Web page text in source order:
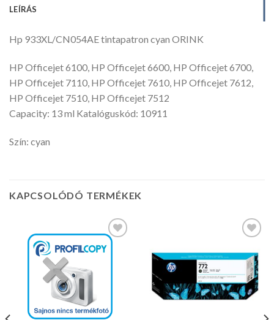
LEÍRÁS
Hp 933XL/CN054AE tintapatron cyan ORINK
HP Officejet 6100, HP Officejet 6600, HP Officejet 6700,
HP Officejet 7110, HP Officejet 7610, HP Officejet 7612,
HP Officejet 7510, HP Officejet 7512
Capacity: 13 ml Katalóguskód: 10911
Szín: cyan
KAPCSOLÓDÓ TERMÉKEK
Kedvencekhez